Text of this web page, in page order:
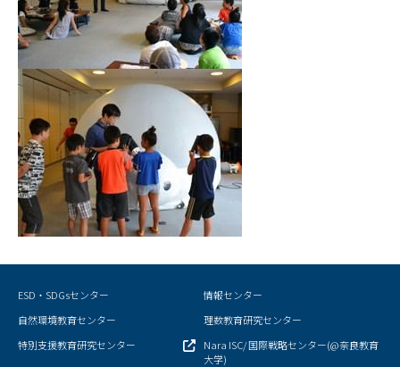
ESD・SDGsセンター
情報センター
自然環境教育センター
理数教育研究センター
特別支援教育研究センター
Nara ISC/ 国際戦略センター(@奈良教育
大学)